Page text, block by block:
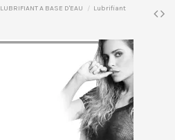
LUBRIFIANT A BASE D'EAU
Lubrifiant